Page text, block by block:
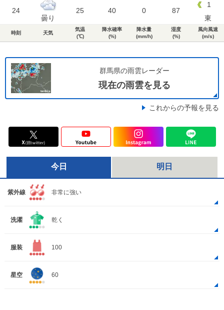
24
曇り
25 40 0 87
1
東
時刻 天気
気温
(℃)
降水確率
(%)
降水量
(mm/h)
湿度
(%)
風向風速
(m/s)
群馬県の雨雲レーダー
現在の雨雲を見る
これからの予報を見る
今日 明日
紫外線 非常に強い
洗濯 乾く
服装 100
星空 60